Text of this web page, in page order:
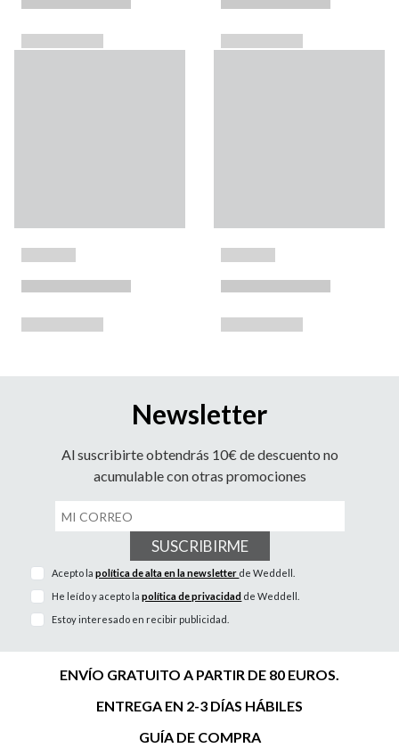
Newsletter
Al suscribirte obtendrás 10€ de descuento no
acumulable con otras promociones
SUSCRIBIRME
Acepto lapolítica de alta en la newsletter de Weddell.
He leído y acepto lapolítica de privacidad de Weddell.
Estoy interesado en recibir publicidad.
ENVÍO GRATUITO A PARTIR DE 80 EUROS.
ENTREGA EN 2-3 DÍAS HÁBILES
GUÍA DE COMPRA